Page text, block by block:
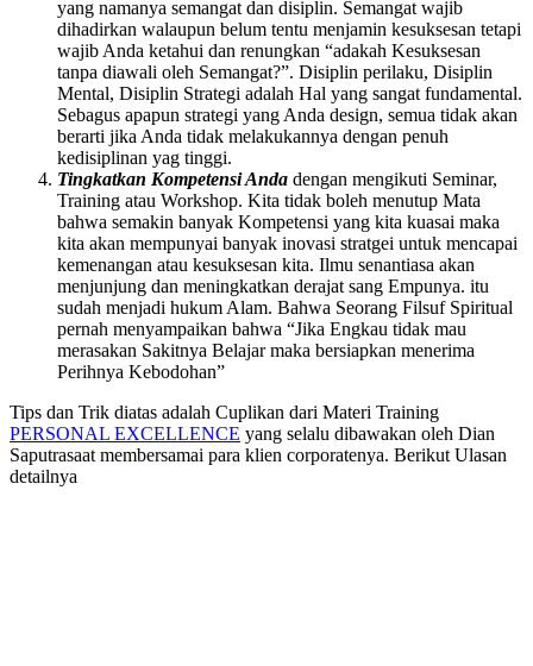
yang namanya semangat dan disiplin. Semangat wajib
dihadirkan walaupun belum tentu menjamin kesuksesan tetapi
wajib Anda ketahui dan renungkan “adakah Kesuksesan
tanpa diawali oleh Semangat?”. Disiplin perilaku, Disiplin
Mental, Disiplin Strategi adalah Hal yang sangat fundamental.
Sebagus apapun strategi yang Anda design, semua tidak akan
berarti jika Anda tidak melakukannya dengan penuh
kedisiplinan yag tinggi.
Tingkatkan Kompetensi Anda dengan mengikuti Seminar,
Training atau Workshop. Kita tidak boleh menutup Mata
bahwa semakin banyak Kompetensi yang kita kuasai maka
kita akan mempunyai banyak inovasi stratgei untuk mencapai
kemenangan atau kesuksesan kita. Ilmu senantiasa akan
menjunjung dan meningkatkan derajat sang Empunya. itu
sudah menjadi hukum Alam. Bahwa Seorang Filsuf Spiritual
pernah menyampaikan bahwa “Jika Engkau tidak mau
merasakan Sakitnya Belajar maka bersiapkan menerima
Perihnya Kebodohan”
Tips dan Trik diatas adalah Cuplikan dari Materi Training
PERSONAL EXCELLENCE yang selalu dibawakan oleh Dian
Saputrasaat membersamai para klien corporatenya. Berikut Ulasan
detailnya